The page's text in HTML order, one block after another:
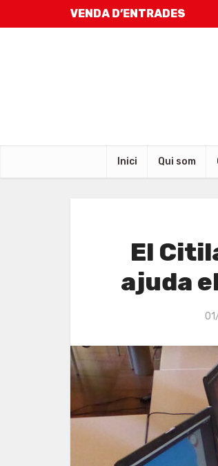
VENDA D’ENTRADES
Inici Qui som
El
ajuda